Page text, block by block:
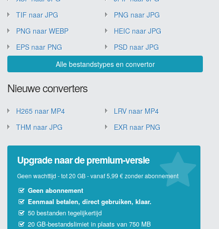
TIF naar JPG
PNG naar JPG
PNG naar WEBP
HEIC naar JPG
EPS naar PNG
PSD naar JPG
Alle bestandstypes en convertor
Nieuwe converters
H265 naar MP4
LRV naar MP4
THM naar JPG
EXR naar PNG
Upgrade naar de premium-versie
Geen wachttijd - tot 20 GB - vanaf 5,99 € zonder abonnement
Geen abonnement
Eenmaal betalen, direct gebruiken, klaar.
50 bestanden tegelijkertijd
20 GB-bestandslimiet in plaats van 750 MB